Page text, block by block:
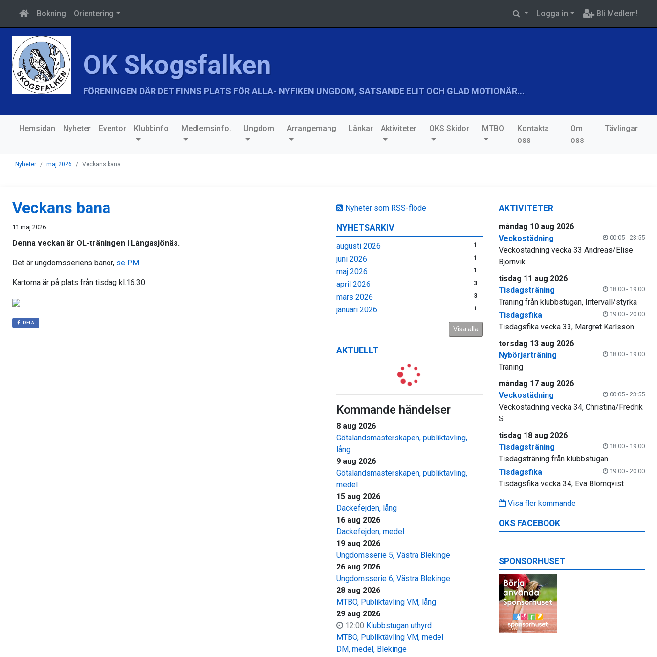
Bokning Orientering Logga in Bli Medlem!
OK Skogsfalken
FÖRENINGEN DÄR DET FINNS PLATS FÖR ALLA- NYFIKEN UNGDOM, SATSANDE ELIT OCH GLAD MOTIONÄR...
Hemsidan Nyheter Eventor Klubbinfo Medlemsinfo. Ungdom Arrangemang Länkar Aktiviteter OKS Skidor MTBO
Kontakta
oss
Om
oss
Tävlingar
Nyheter maj 2026 Veckans bana
Nyheter som RSS-flöde
NYHETSARKIV
augusti 2026 1
juni 2026 1
maj 2026 1
april 2026 3
mars 2026 3
januari 2026 1
Visa alla
AKTUELLT
Kommande händelser
8 aug 2026
Götalandsmästerskapen, publiktävling,
lång
9 aug 2026
Götalandsmästerskapen, publiktävling,
medel
15 aug 2026
Dackefejden, lång
16 aug 2026
Dackefejden, medel
19 aug 2026
Ungdomsserie 5, Västra Blekinge
26 aug 2026
Ungdomsserie 6, Västra Blekinge
28 aug 2026
MTBO, Publiktävling VM, lång
29 aug 2026
12:00 Klubbstugan uthyrd
MTBO, Publiktävling VM, medel
DM, medel, Blekinge
Veckans bana
11 maj 2026
Denna veckan är OL-träningen i Långasjönäs.
Det är ungdomsseriens banor, se PM
Kartorna är på plats från tisdag kl.16.30.
DELA
AKTIVITETER
måndag 10 aug 2026
Veckostädning
00:05 - 23:55
Veckostädning vecka 33 Andreas/Elise
Björnvik
tisdag 11 aug 2026
Tisdagsträning
18:00 - 19:00
Träning från klubbstugan, Intervall/styrka
Tisdagsfika
19:00 - 20:00
Tisdagsfika vecka 33, Margret Karlsson
torsdag 13 aug 2026
Nybörjarträning
18:00 - 19:00
Träning
måndag 17 aug 2026
Veckostädning
00:05 - 23:55
Veckostädning vecka 34, Christina/Fredrik
S
tisdag 18 aug 2026
Tisdagsträning
18:00 - 19:00
Tisdagsträning från klubbstugan
Tisdagsfika
19:00 - 20:00
Tisdagsfika vecka 34, Eva Blomqvist
Visa fler kommande
OKS FACEBOOK
SPONSORHUSET